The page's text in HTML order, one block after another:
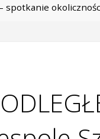
– spotkanie